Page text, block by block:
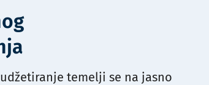
temelji se na jasno